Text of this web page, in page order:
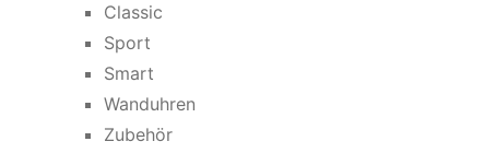
Classic
Sport
Smart
Wanduhren
Zubehör